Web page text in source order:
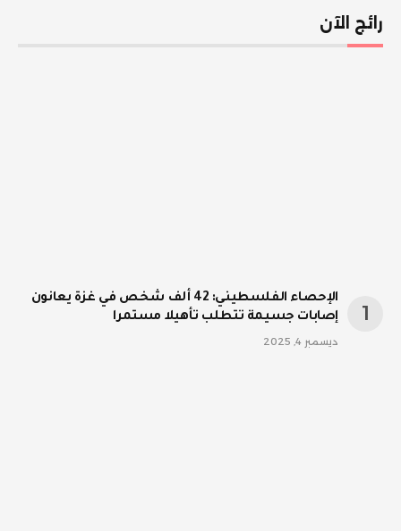
رائج الآن
الإحصاء الفلسطيني: 42 ألف شخص في غزة يعانون
إصابات جسيمة تتطلب تأهيلا مستمرا
ديسمبر 4, 2025